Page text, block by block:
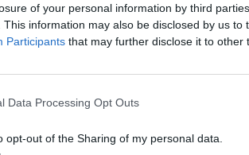
of your personal information by third
This information may also be disclosed by us to
Participants that may further disclose it to other
Data Processing Opt Outs
opt-out of the Sharing of my personal data.
Παναθηναϊκό Στάδιο.
το μετάλλιο απονομής κρεμάστηκε